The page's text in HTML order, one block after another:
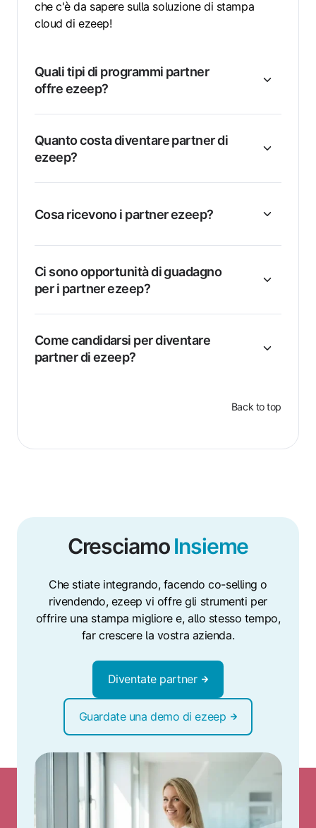
che c'è da sapere sulla soluzione di stampa
cloud di ezeep!
Quali tipi di programmi partner
offre ezeep?
Quanto costa diventare partner di
ezeep?
Cosa ricevono i partner ezeep?
Ci sono opportunità di guadagno
per i partner ezeep?
Come candidarsi per diventare
partner di ezeep?
Back to top
CresciamoInsieme
Che stiate integrando, facendo co-selling o
rivendendo, ezeep vi offre gli strumenti per
offrire una stampa migliore e, allo stesso tempo,
far crescere la vostra azienda.
Diventate partner
Guardate una demo di ezeep